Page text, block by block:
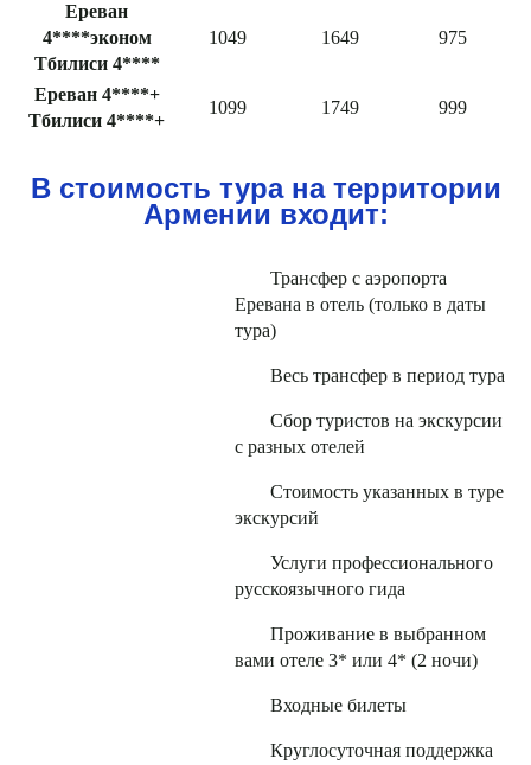
Ереван
4****эконом
Тбилиси 4****
1049 1649 975
Ереван 4****+
Тбилиси 4****+
1099 1749 999
В стоимость тура на территории
Армении входит:
Трансфер с аэропорта
Еревана в отель (только в даты
тура)
Весь трансфер в период тура
Сбор туристов на экскурсии
с разных отелей
Стоимость указанных в туре
экскурсий
Услуги профессионального
русскоязычного гида
Проживание в выбранном
вами отеле 3* или 4* (2 ночи)
Входные билеты
Круглосуточная поддержка